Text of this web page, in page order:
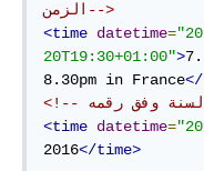
الزمن-->
<time datetime=
20T19:30+01:00">
8.30pm in France
<time datetime=
2016</time>